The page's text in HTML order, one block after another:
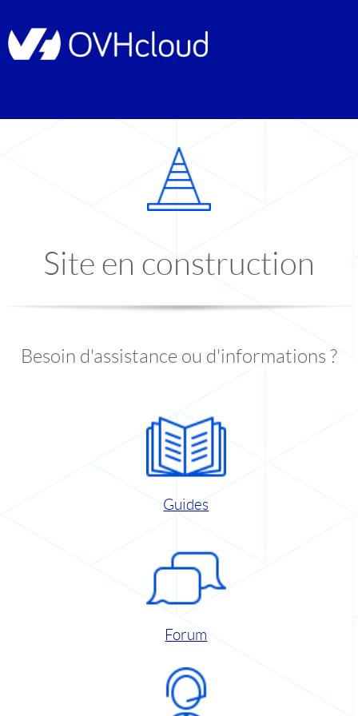
Site en construction
Besoin d'assistance ou d'informations ?
Guides
Forum